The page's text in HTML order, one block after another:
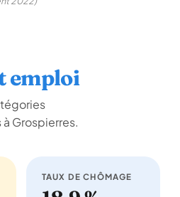
emploi
Grospierres.
TAUX DE CHÔMAGE